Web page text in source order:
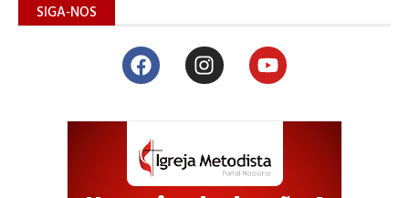
SIGA-NOS